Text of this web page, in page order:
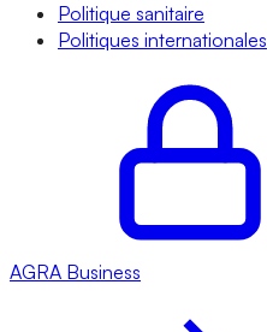
Politique sanitaire
Politiques internationales
AGRA Business